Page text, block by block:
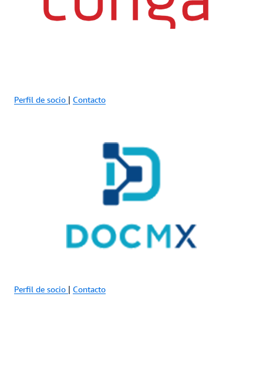
Perfil de socio | Contacto
Perfil de socio | Contacto